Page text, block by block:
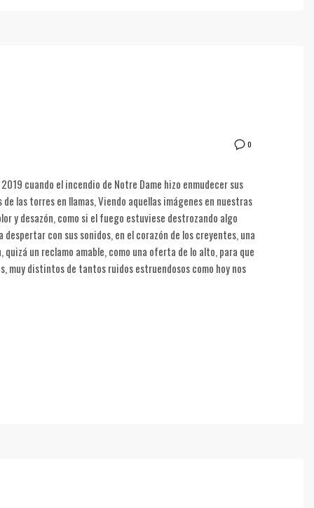
0
cuando el incendio de Notre Dame hizo enmudecer sus
las torres en llamas, Viendo aquellas imágenes en nuestras
y desazón, como si el fuego estuviese destrozando algo
con sus sonidos, en el corazón de los creyentes, una
quizá un reclamo amable, como una oferta de lo alto, para que
muy distintos de tantos ruidos estruendosos como hoy nos